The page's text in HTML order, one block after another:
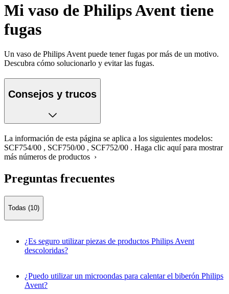
Mi vaso de Philips Avent tiene
fugas
Un vaso de Philips Avent puede tener fugas por más de un motivo.
Descubra cómo solucionarlo y evitar las fugas.
Consejos y trucos
La información de esta página se aplica a los siguientes modelos:
SCF754/00 , SCF750/00 , SCF752/00 . Haga clic aquí para mostrar
más números de productos ›
Preguntas frecuentes
Todas (10)
¿Es seguro utilizar piezas de productos Philips Avent
descoloridas?
¿Puedo utilizar un microondas para calentar el biberón Philips
Avent?